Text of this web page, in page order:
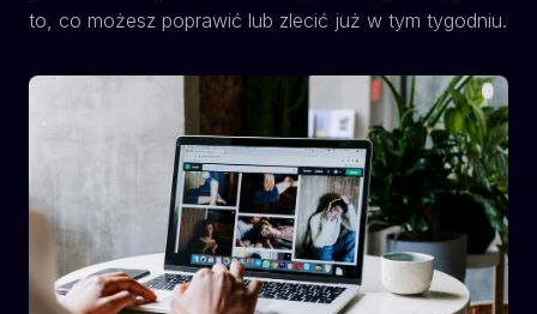
to, co możesz poprawić lub zlecić już w tym tygodniu.